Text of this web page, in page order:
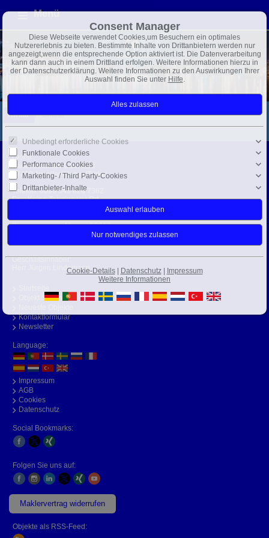
Menü
Afrika Ghana
Gloim
Karamustafalar Cad. 61/2
07410 Avsallar/Alanya/Türkei
Telefon:0090 543 828 7362
Fax: Keine Termine vor Ort
Steuernummer: Alanya: 28233
Handelsregisternr.: 28374
Geschäftsinhaber:
Herr Jürgen Lindemann
Objekt Suche
Kontaktformular
Newsletter
Language:
Impressum
AGB
Cookies
Datenschutz
Social Bookmarks:
Folgen Sie uns auf:
Maklervertrag widerrufen
Objekte als RSS-Feed:
Consent Manager
Diese Webseite verwendet Cookies,um Besuchern ein optimales
Nutzererlebnis zu bieten. Bestimmte Inhalte von Drittanbietern werden nur
angezeigt,wenn die entsprechende Option aktiviert ist. Die Datenverarbeitung
kann dann auch in einem Drittland erfolgen. Weitere Informationen hierzu in
der Datenschutzerklärung. Weitere Informationen zu den Auswirkungen Ihrer
Auswahl finden Sie unter Hilfe.
Unbedingt erforderliche Cookies
Funktionale Cookies
Performance Cookies
Marketing- / Third Party-Cookies
Drittanbieter-Inhalte
Cookie-Details| Datenschutz| Impressum
Weitere Informationen